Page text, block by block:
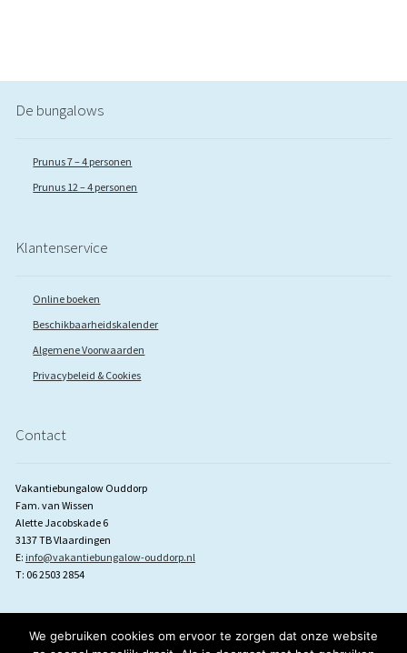
De bungalows
Prunus 7 – 4 personen
Prunus 12 – 4 personen
Klantenservice
Online boeken
Beschikbaarheidskalender
Algemene Voorwaarden
Privacybeleid & Cookies
Contact
Vakantiebungalow Ouddorp
Fam. van Wissen
Alette Jacobskade 6
3137 TB Vlaardingen
E: info@vakantiebungalow-ouddorp.nl
T: 06 2503 2854
We gebruiken cookies om ervoor te zorgen dat onze website